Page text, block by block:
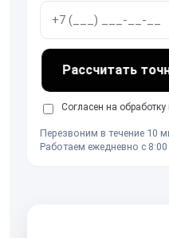
Рассчитать
Согласен на обработку
Перезвоним в течение 10
Работаем ежедневно с